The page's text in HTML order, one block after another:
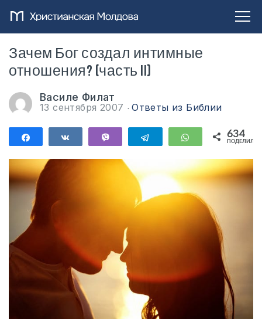
Зачем Бог создал интимные
отношения? (часть II)
Василе Филат
13 сентября 2007 Ответы из Библии
ПоделитьсяПоделиться Telegram WhatsApp
634